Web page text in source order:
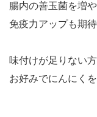
腸内の善玉菌を増
免疫力アップも期待
味付けが足りない
お好みでにんにく